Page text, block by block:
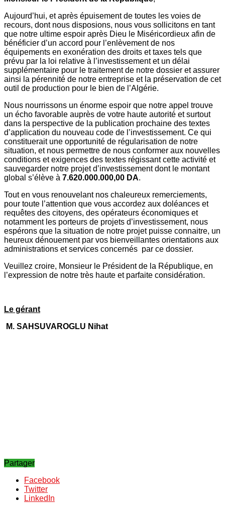
Aujourd’hui, et après épuisement de toutes les voies de
recours, dont nous disposions, nous vous sollicitons en tant
que notre ultime espoir après Dieu le Miséricordieux afin de
bénéficier d’un accord pour l’enlèvement de nos
équipements en exonération des droits et taxes tels que
prévu par la loi relative à l’investissement et un délai
supplémentaire pour le traitement de notre dossier et assurer
ainsi la pérennité de notre entreprise et la préservation de cet
outil de production pour le bien de l’Algérie.
Nous nourrissons un énorme espoir que notre appel trouve
un écho favorable auprès de votre haute autorité et surtout
dans la perspective de la publication prochaine des textes
d’application du nouveau code de l’investissement. Ce qui
constituerait une opportunité de régularisation de notre
situation, et nous permettre de nous conformer aux nouvelles
conditions et exigences des textes régissant cette activité et
sauvegarder notre projet d’investissement dont le montant
global s’élève à 7.620.000.000,00 DA.
Tout en vous renouvelant nos chaleureux remerciements,
pour toute l’attention que vous accordez aux doléances et
requêtes des citoyens, des opérateurs économiques et
notamment les porteurs de projets d’investissement, nous
espérons que la situation de notre projet puisse connaitre, un
heureux dénouement par vos bienveillantes orientations aux
administrations et services concernés par ce dossier.
Veuillez croire, Monsieur le Président de la République, en
l’expression de notre très haute et parfaite considération.
Le gérant
M. SAHSUVAROGLU Nihat
Partager
Facebook
Twitter
LinkedIn